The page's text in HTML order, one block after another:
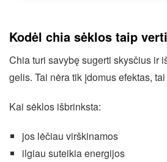
Kodėl chia sėklos taip
Chia turi savybę sugerti skysčius ir
gelis. Tai nėra tik įdomus efektas,
Kai sėklos išbrinksta:
jos lėčiau virškinamos
ilgiau suteikia energijos